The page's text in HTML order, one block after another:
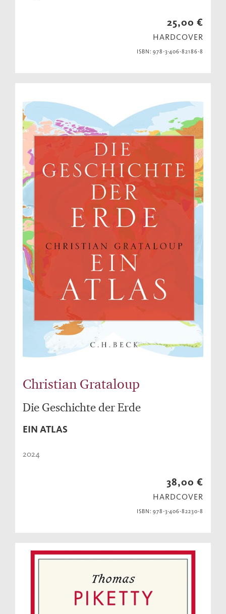
25,00 €
HARDCOVER
ISBN: 978-3-406-82186-8
Christian Grataloup
Die Geschichte der Erde
EIN ATLAS
2024
38,00 €
HARDCOVER
ISBN: 978-3-406-82230-8